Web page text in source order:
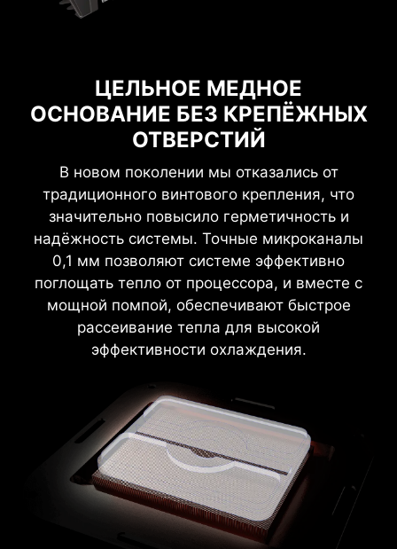
ЦЕЛЬНОЕ МЕДНОЕ
ОСНОВАНИЕ БЕЗ КРЕПЁЖНЫХ
ОТВЕРСТИЙ
В новом поколении мы отказались от
традиционного винтового крепления, что
значительно повысило герметичность и
надёжность системы. Точные микроканалы
0,1 мм позволяют системе эффективно
поглощать тепло от процессора, и вместе с
мощной помпой, обеспечивают быстрое
рассеивание тепла для высокой
эффективности охлаждения.